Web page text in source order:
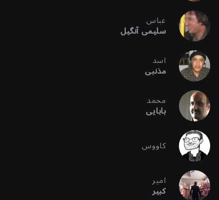
عباس
سلیمی آنگیل
اسد
مذنبی
محمد
بابایی
کاووس
امیر
کبیر